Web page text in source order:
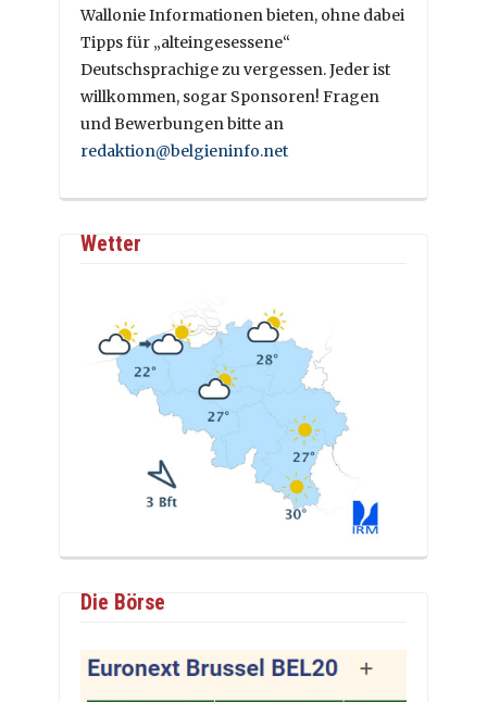
Wallonie Informationen bieten, ohne dabei
Tipps für „alteingesessene“
Deutschsprachige zu vergessen. Jeder ist
willkommen, sogar Sponsoren! Fragen
und Bewerbungen bitte an
redaktion@belgieninfo.net
Wetter
Die Börse